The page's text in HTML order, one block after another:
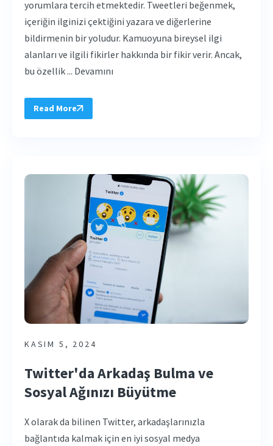
yorumlara tercih etmektedir. Tweetleri beğenmek,
içeriğin ilginizi çektiğini yazara ve diğerlerine
bildirmenin bir yoludur. Kamuoyuna bireysel ilgi
alanları ve ilgili fikirler hakkında bir fikir verir. Ancak,
bu özellik ... Devamını
Read More
KASIM 5, 2024
Twitter'da Arkadaş Bulma ve
Sosyal Ağınızı Büyütme
X olarak da bilinen Twitter, arkadaşlarınızla
bağlantıda kalmak için en iyi sosyal medya